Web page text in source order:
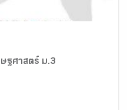
ฐศาสตร์ ม.3